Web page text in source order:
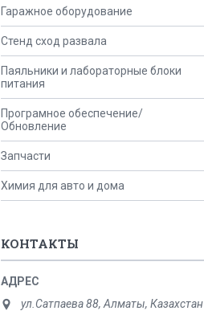
Гаражное оборудование
Стенд сход развала
Паяльники и лабораторные блоки
питания
Програмное обеспечение/
Обновление
Запчасти
Химия для авто и дома
КОНТАКТЫ
ул.Сатпаева 88, Алматы, Казахстан